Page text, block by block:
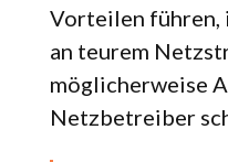
Vorteilen führen,
an teurem
möglicherweise
Netzbetreiber